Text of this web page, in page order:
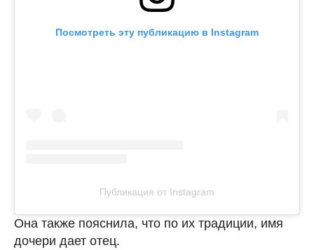
Посмотреть эту публикацию в Instagram
Публикация от Instagram
Она также пояснила, что по их традиции, имя
дочери дает отец.